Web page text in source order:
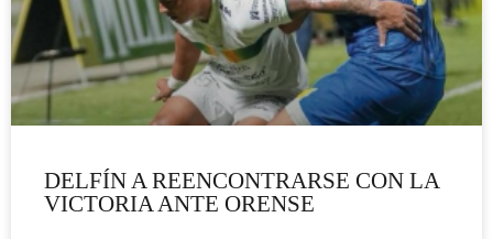
DELFÍN A REENCONTRARSE CON LA
VICTORIA ANTE ORENSE